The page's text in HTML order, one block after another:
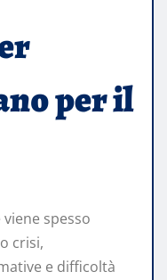
per il
spesso
crisi,
e difficoltà